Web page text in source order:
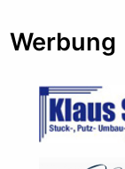
Werbung